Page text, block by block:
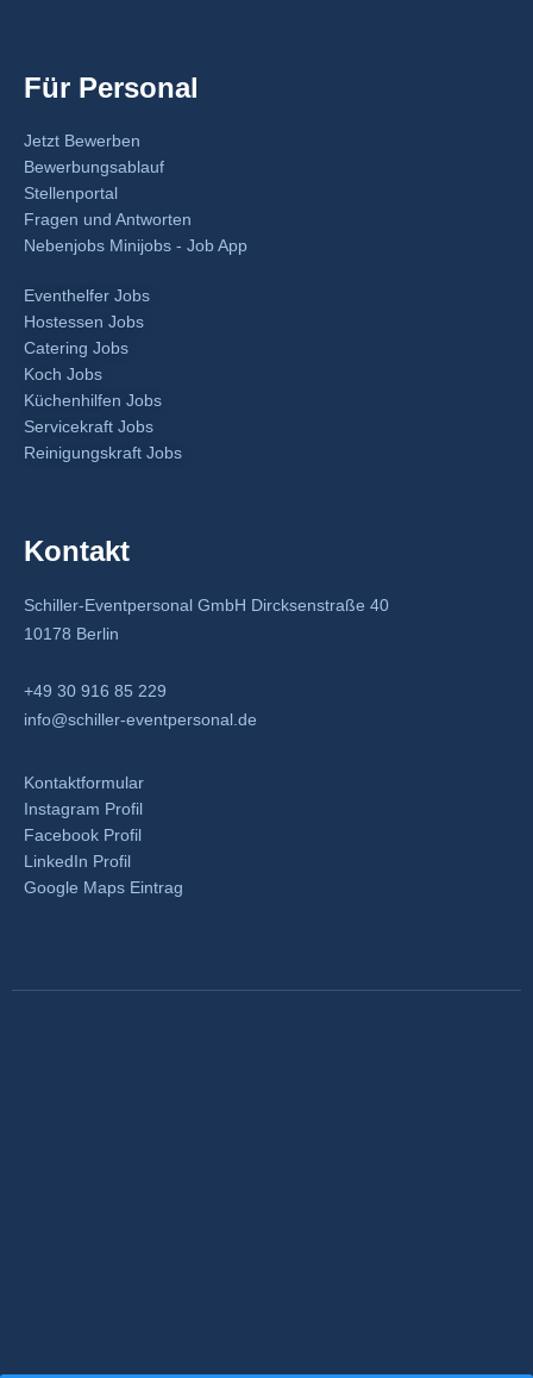
Für Personal
Jetzt Bewerben
Bewerbungsablauf
Stellenportal
Fragen und Antworten
Nebenjobs Minijobs - Job App
Eventhelfer Jobs
Hostessen Jobs
Catering Jobs
Koch Jobs
Küchenhilfen Jobs
Servicekraft Jobs
Reinigungskraft Jobs
Kontakt
Schiller-Eventpersonal GmbH Dircksenstraße 40
10178 Berlin
+49 30 916 85 229
info@schiller-eventpersonal.de
Kontaktformular
Instagram Profil
Facebook Profil
LinkedIn Profil
Google Maps Eintrag